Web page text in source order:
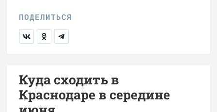
Куда сходить в
Краснодаре в середине